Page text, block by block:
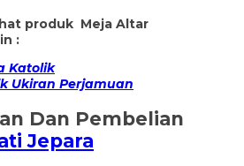
produk Meja Altar
:
Katolik
Ukiran Perjamuan
Dan Pembelian
Jepara